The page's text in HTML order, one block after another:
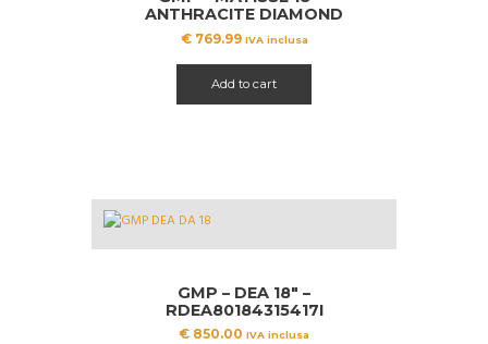
pagina
del
prodotto
ANTHRACITE DIAMOND
€769.99 IVA inclusa
Add to cart
GMP – DEA 18″ –
RDEA80184315417I
€ 850.00 IVA inclusa